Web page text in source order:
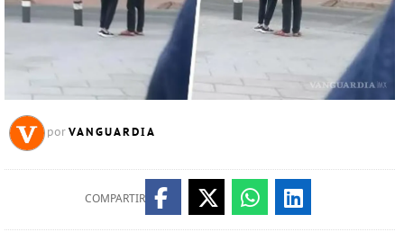
por VANGUARDIA
COMPARTIR